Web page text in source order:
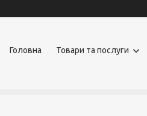
Головна Товари та послуги